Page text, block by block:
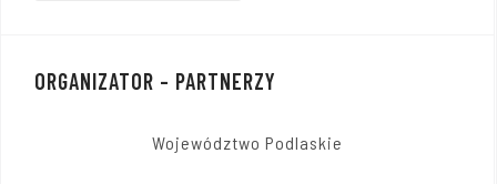
ORGANIZATOR – PARTNERZY
Województwo Podlaskie